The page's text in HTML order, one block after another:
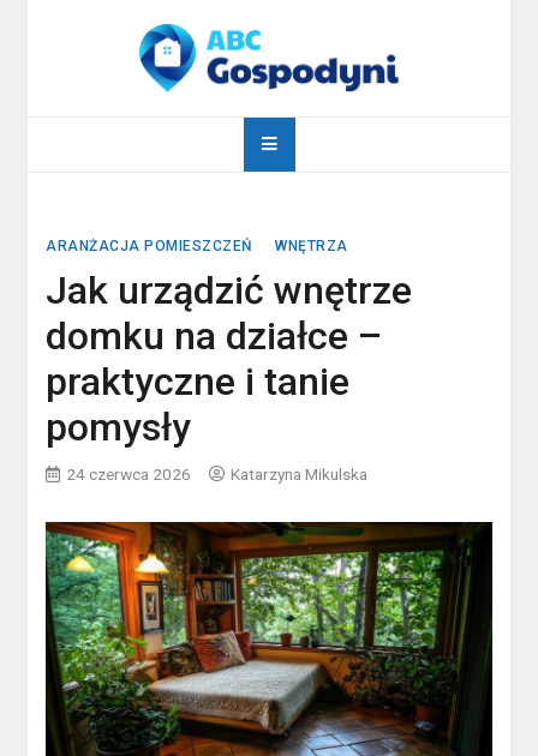
abcgospodyni.pl
ARANŻACJA POMIESZCZEŃ WNĘTRZA
Jak urządzić wnętrze
domku na działce –
praktyczne i tanie
pomysły
24 czerwca 2026 Katarzyna Mikulska